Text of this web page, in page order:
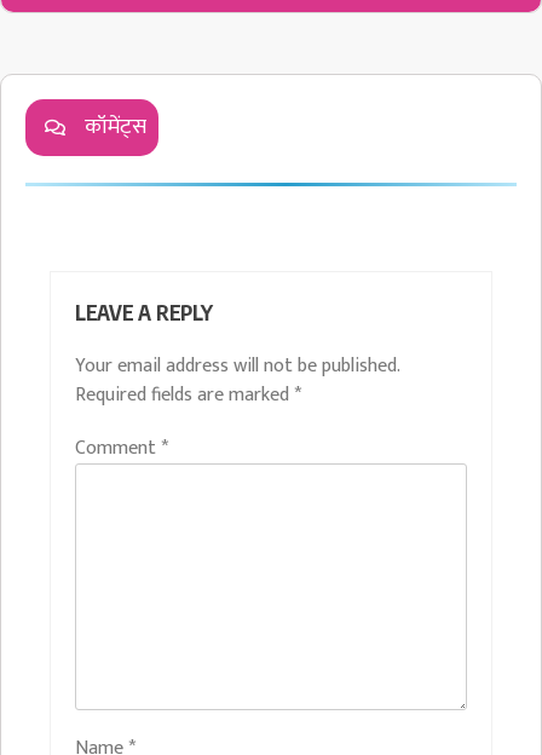
कॉमेंट्स
LEAVE A REPLY
Your email address will not be published.
Required fields are marked *
Comment*